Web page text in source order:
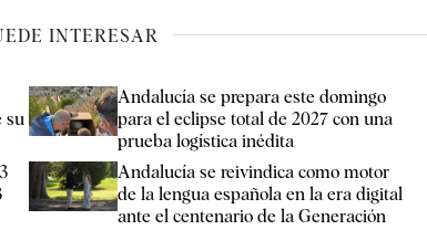
INTERESAR
su
Andalucía se prepara este domingo
para el eclipse total de 2027 con una
prueba logística inédita
Andalucía se reivindica como motor
de la lengua española en la era digital
ante el centenario de la Generación